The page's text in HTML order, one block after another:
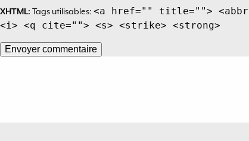
XHTML: Tags utilisables: <a href="" title=""> <abbr
<i> <q cite=""> <s> <strike> <strong>